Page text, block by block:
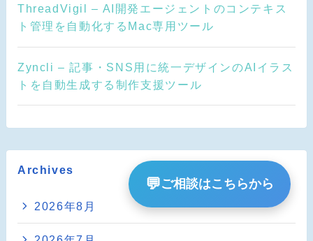
ThreadVigil – AI開発エージェントのコンテキス
ト管理を自動化するMac専用ツール
Zyncli – 記事・SNS用に統一デザインのAIイラス
トを自動生成する制作支援ツール
Archives
2026年8月
💬ご相談はこちらから